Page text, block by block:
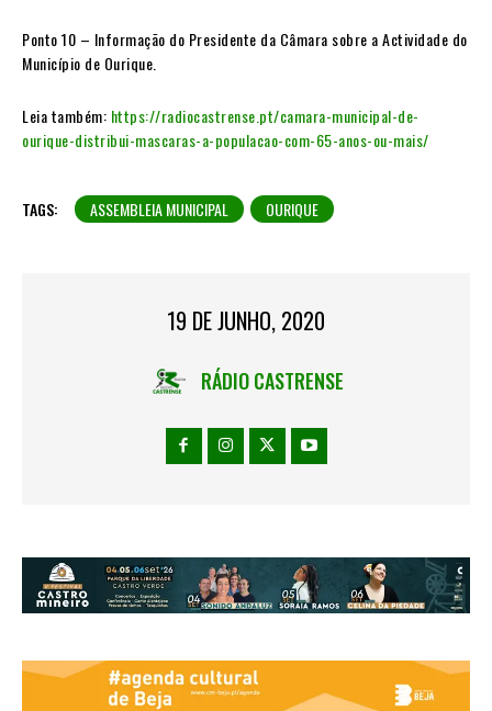
Ponto 10 – Informação do Presidente da Câmara sobre a Actividade do
Município de Ourique.
Leia também: https://radiocastrense.pt/camara-municipal-de-
ourique-distribui-mascaras-a-populacao-com-65-anos-ou-mais/
TAGS: ASSEMBLEIA MUNICIPAL OURIQUE
19 DE JUNHO, 2020
RÁDIO CASTRENSE